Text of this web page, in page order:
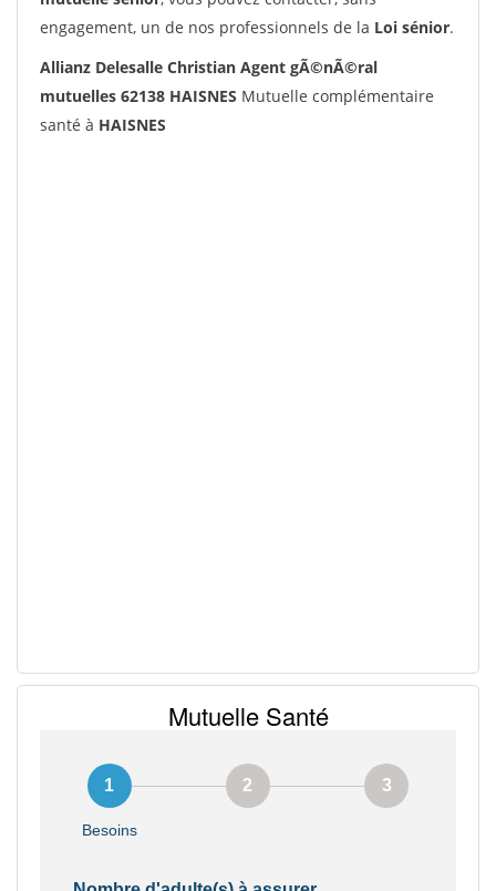
engagement, un de nos professionnels de la Loi sénior.
Allianz Delesalle Christian Agent gÃ©nÃ©ral
mutuelles 62138 HAISNES Mutuelle complémentaire
santé à HAISNES